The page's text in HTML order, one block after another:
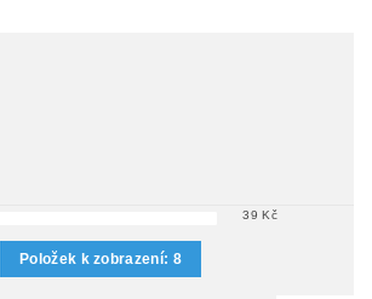
39 Kč
Položek k zobrazení: 8